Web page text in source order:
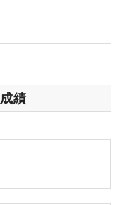
受け止める合
け寄り、シャン
敵なシャンパンフ
績